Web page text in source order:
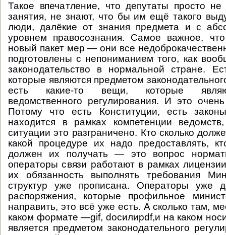
Такое впечатление, что депутаты просто
занятия, не знают, что бы им ещё такого
люди, далёкие от знания предмета и с
уровнем правосознания. Самое важное,
новый пакет мер — они все
подготовлены с непониманием того, как
законодательство в нормальной стране.
которые являются предметом
есть какие-то вещи, которые
ведомственного регулирования. И это
Потому что есть Конституции, есть
находится в рамках компетенции
ситуации это разграничено. Кто сколько
какой процедуре их надо предоставлять,
должен их получать — это вопрос
операторы связи работают в рамках
их обязанность выполнять требования
структур уже прописана. Операторы уже
распоряжения, которые профильное
направить, это всё уже есть. А сколько там,
каком формате —gif, docилиpdf,и на каком
является предметом законодательного